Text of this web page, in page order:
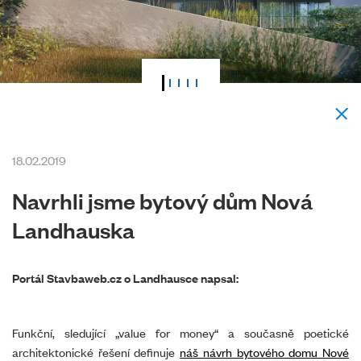
18.02.2019
Navrhli jsme bytový dům Nová
Landhauska
Portál Stavbaweb.cz o Landhausce napsal:
Funkční, sledující „value for money“ a současně poetické
architektonické řešení definujenáš návrh bytového domu Nové